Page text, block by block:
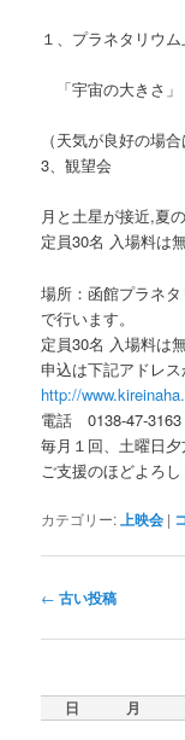
１、プラネタリウ
「宇宙の大きさ」
（天気が良好の場
3、観望会
月と土星が接近,夏
定員30名 入場料は
場所：函館プラネ
で行います。
定員30名 入場料は
申込は下記アドレス
http://
電話 0138-47-3163
毎月１回、土曜日夕
ご支援のほどよろし
カテゴリー:上映会 |
投
ナ
ゲ
ー
← 古い投稿
日 月